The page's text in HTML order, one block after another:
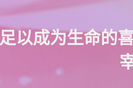
以成为生命的